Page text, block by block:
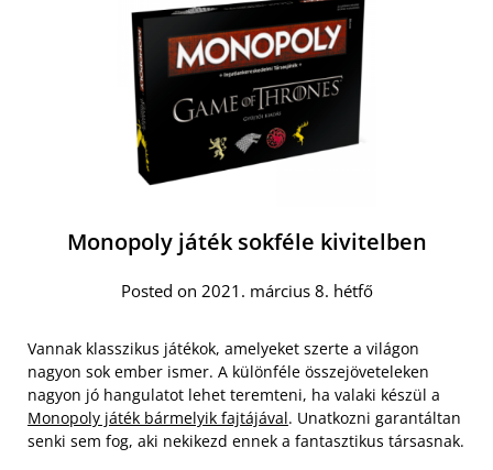
Monopoly játék sokféle kivitelben
Posted on 2021. március 8. hétfő
Vannak klasszikus játékok, amelyeket szerte a világon
nagyon sok ember ismer. A különféle összejöveteleken
nagyon jó hangulatot lehet teremteni, ha valaki készül a
Monopoly játék bármelyik fajtájával. Unatkozni garantáltan
senki sem fog, aki nekikezd ennek a fantasztikus társasnak.